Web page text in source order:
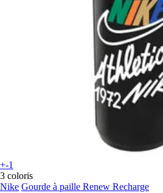
+-1
3 coloris
Nike Gourde à paille Renew Recharge